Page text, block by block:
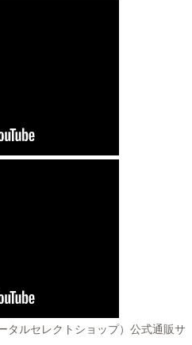
タルセレクトショップ）公式通販サ